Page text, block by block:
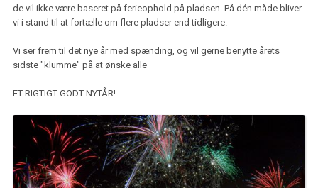
de vil ikke være baseret på ferieophold på pladsen. På dén måde bliver
vi i stand til at fortælle om flere pladser end tidligere.
Vi ser frem til det nye år med spænding, og vil gerne benytte årets
sidste "klumme" på at ønske alle
ET RIGTIGT GODT NYTÅR!